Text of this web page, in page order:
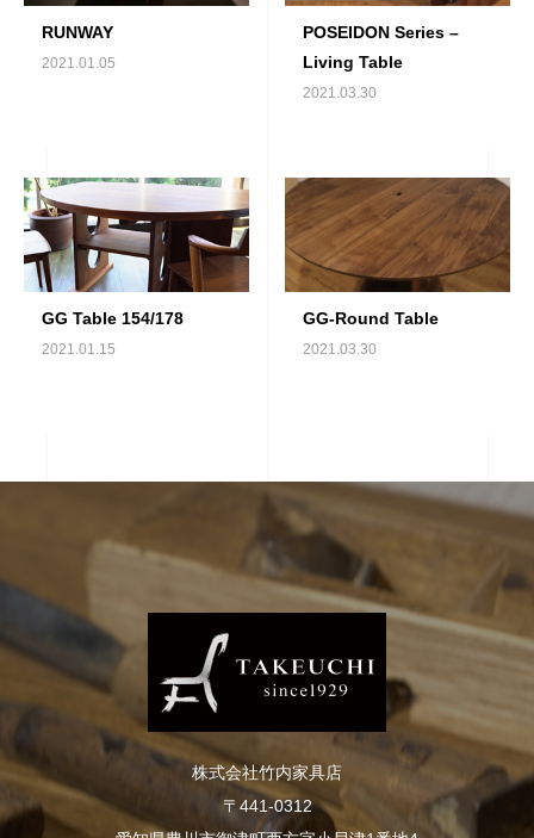
RUNWAY
2021.01.05
POSEIDON Series –
Living Table
2021.03.30
GG Table 154/178
2021.01.15
GG-Round Table
2021.03.30
株式会社竹内家具店
〒441-0312